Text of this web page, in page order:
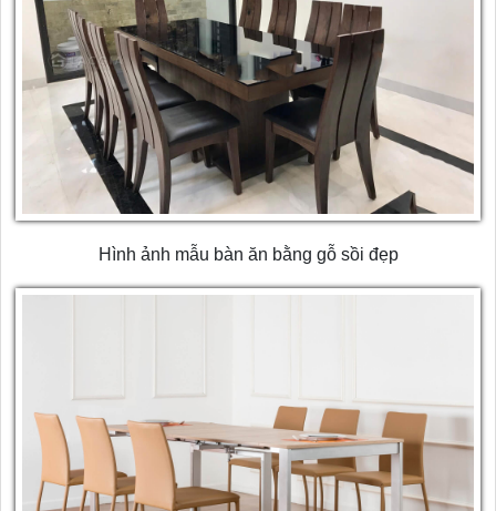
Hình ảnh mẫu bàn ăn bằng gỗ sồi đẹp